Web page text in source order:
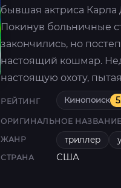
бывшая актриса
Покинув больничные
закончились, но
настоящий кошмар.
настоящую охоту,
РЕЙТИНГ Кинопоиск
ОРИГИНАЛЬНОЕ НАЗВАНИЕ
ЖАНР триллер
СТРАНА США